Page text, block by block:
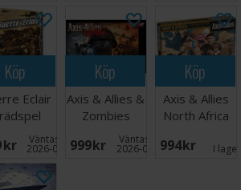
Köp
Eclair
Väntas in:
2026-09-30
Köp
Axis & Allies &
Zombies
Brädspel
999 SEK Väntas in:
2026-09-30
Köp
Axis & Allies
North Africa
994 SEK I